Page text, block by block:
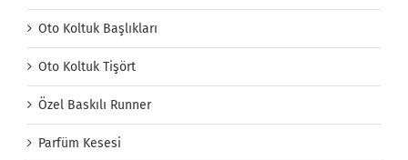
Oto Koltuk Başlıkları
Oto Koltuk Tişört
Özel Baskılı Runner
Parfüm Kesesi